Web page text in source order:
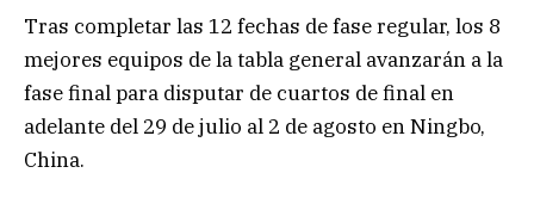
Tras completar las 12 fechas de fase regular, los 8
mejores equipos de la tabla general avanzarán a la
fase final para disputar de cuartos de final en
adelante del 29 de julio al 2 de agosto en Ningbo,
China.